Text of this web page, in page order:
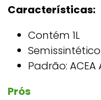
Características:
Contém 1L
Semissintético
Padrão: ACEA
Prós